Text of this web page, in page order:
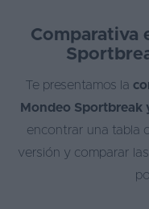
Coches
Renting
Suscripción
Stock
Comparativa
Te presentamos la
Mondeo Sportbreak
encontrar una tabla
versión y comparar